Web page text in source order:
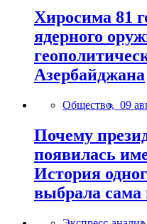
Хиросима 81
ядерного
Азербайджана
Общество, 09
Почему
появилась
История
выбрала сама